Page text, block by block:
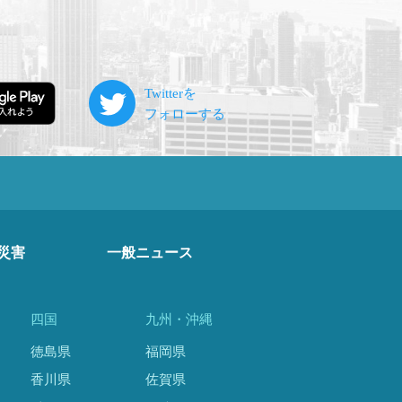
害 一般ニュース
四国
徳島県
香川県
九州・沖縄
福岡県
佐賀県